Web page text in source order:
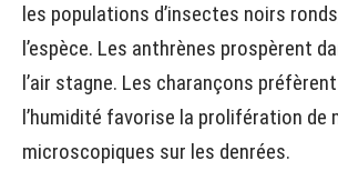
les populations d’insectes noirs
l’espèce. Les anthrènes prospèrent
l’air stagne. Les charançons
l’humidité favorise la prolifération de
microscopiques sur les denrées.